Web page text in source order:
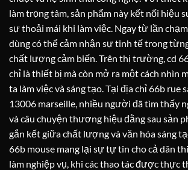
làm trọng tâm, sản phẩm này kết nối hiệu
sự thoải mái khi làm việc. Ngay từ lần
dùng có thể cảm nhận sự tinh tế trong
chất lượng cảm biến. Trên thị trường, cd
chỉ là thiết bị mà còn mở ra một cách nhìn
ta làm việc và sáng tạo. Tại địa chỉ 66b rue
13006 marseille, nhiều người đã tìm thấy
và câu chuyện thương hiệu đằng sau sản
gắn kết giữa chất lượng và văn hóa sáng
66b mouse mang lại sự tự tin cho cả dân
làm nghiệp vụ, khi các thao tác được thực